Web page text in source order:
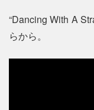
“Dancing With A
らから。